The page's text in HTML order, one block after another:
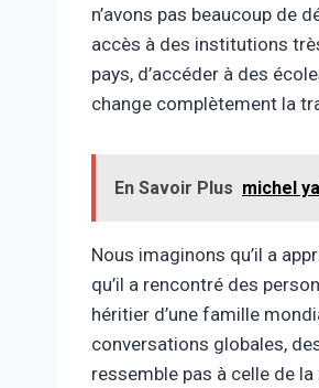
n’avons pas beaucoup de
accès à des institutions
pays, d’accéder à des
change complètement la
En Savoir Plus michel
Nous imaginons qu’il a
qu’il a rencontré des
héritier d’une famille
conversations globales,
ressemble pas à celle de